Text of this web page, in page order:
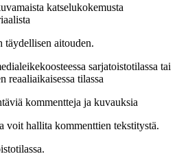
katselukokemusta
täydellisen aitouden.
sarjatoistotilassa tai
reaaliaikaisessa tilassa
kommentteja ja kuvauksia
voit hallita kommenttien tekstitystä.